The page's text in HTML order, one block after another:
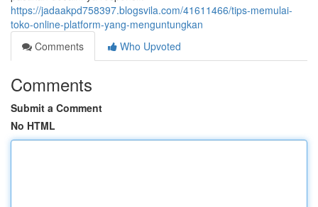
https://jadaakpd758397.blogsvila.com/41611466/tips-memulai-
toko-online-platform-yang-menguntungkan
Comments
Who Upvoted
Comments
Submit a Comment
No HTML